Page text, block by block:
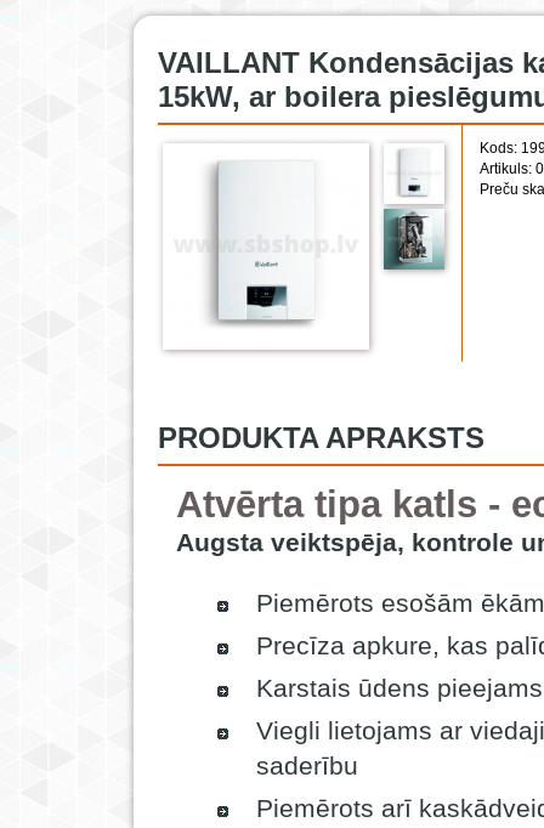
VAILLANT Kondensācijas
15kW, ar boilera
Kods:
Artikuls:
Preču
PRODUKTA APRAKSTS
Atvērta tipa katls -
Augsta veiktspēja, kontrole
Piemērots esošām
Precīza apkure, kas
Karstais ūdens
Viegli lietojams ar
saderību
Piemērots arī